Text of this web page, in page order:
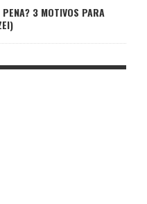
PENA? 3 MOTIVOS PARA